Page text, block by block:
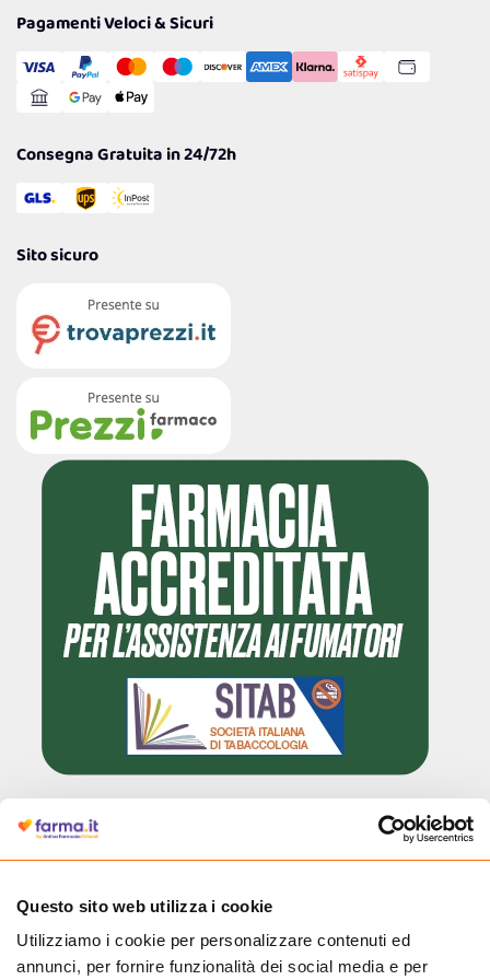
Questo sito web utilizza i cookie
Utilizziamo i cookie per personalizzare contenuti ed
annunci, per fornire funzionalità dei social media e per
Cookie Policy
Gestisci Cookie
Reso Facile e Veloce
Pagamenti Veloci & Sicuri
Consegna Gratuita in 24/72h
Sito sicuro
autorizzata dal Ministero della Salute a effettuare la vendita online di